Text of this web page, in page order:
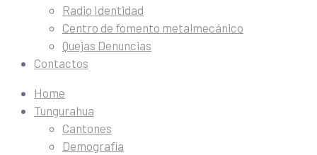
Radio Identidad
Centro de fomento metalmecánico
Quejas Denuncias
Contactos
Home
Tungurahua
Cantones
Demografía